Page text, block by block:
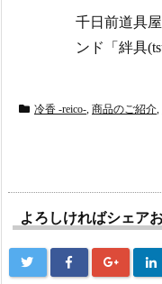
千日前道具
ンド「絆具
冷香 -reico-, 商品のご紹介,
よろしければシェア